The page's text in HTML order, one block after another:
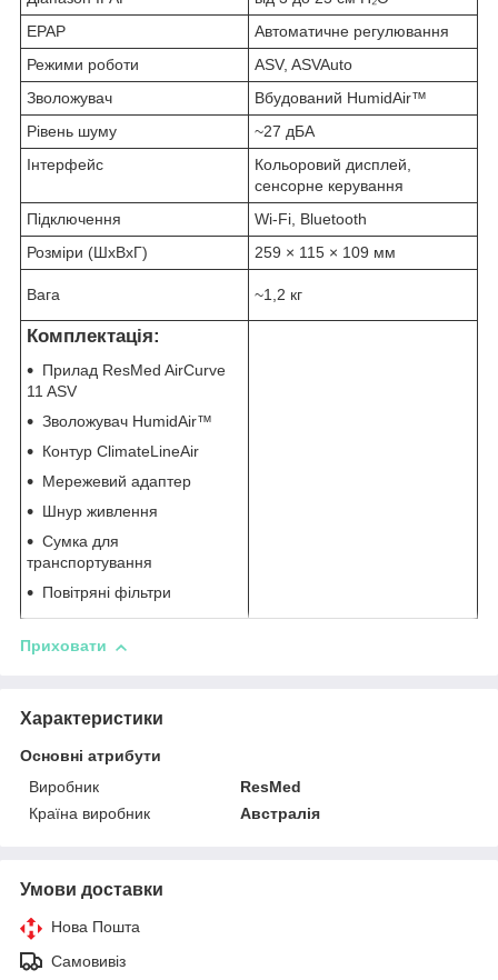
EPAP
Автоматичне регулювання
Режими роботи
ASV, ASVAuto
Зволожувач
Вбудований HumidAir™
Рівень шуму
~27 дБА
Інтерфейс
Кольоровий дисплей,
сенсорне керування
Підключення
Wi-Fi, Bluetooth
Розміри (ШxВxГ)
259 × 115 × 109 мм
Вага ~1,2 кг
Комплектація:
Прилад ResMed AirCurve
11 ASV
Зволожувач HumidAir™
Контур ClimateLineAir
Мережевий адаптер
Шнур живлення
Сумка для
транспортування
Повітряні фільтри
Приховати
Характеристики
Основні атрибути
Виробник
ResMed
Країна виробник
Австралія
Умови доставки
Нова Пошта
Самовивіз